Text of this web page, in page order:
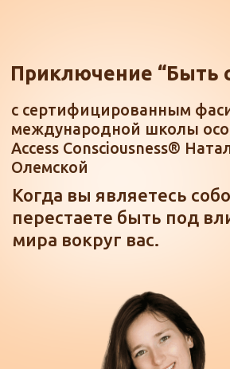
Когда вы являетесь собой, вы
перестаете быть под влиянием
мира вокруг вас.
с сертифицированным фасилитатором
Access Consciousness® Наталией
Олемской